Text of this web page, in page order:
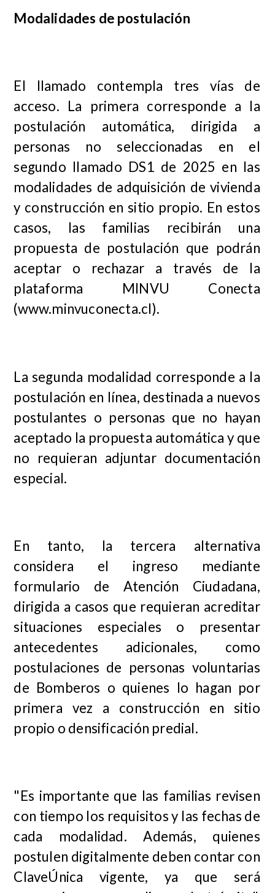
Modalidades de postulación
El llamado contempla tres vías de
acceso. La primera corresponde a la
postulación automática, dirigida a
personas no seleccionadas en el
segundo llamado DS1 de 2025 en las
modalidades de adquisición de vivienda
y construcción en sitio propio. En estos
casos, las familias recibirán una
propuesta de postulación que podrán
aceptar o rechazar a través de la
plataforma MINVU Conecta
(www.minvuconecta.cl).
La segunda modalidad corresponde a la
postulación en línea, destinada a nuevos
postulantes o personas que no hayan
aceptado la propuesta automática y que
no requieran adjuntar documentación
especial.
En tanto, la tercera alternativa
considera el ingreso mediante
formulario de Atención Ciudadana,
dirigida a casos que requieran acreditar
situaciones especiales o presentar
antecedentes adicionales, como
postulaciones de personas voluntarias
de Bomberos o quienes lo hagan por
primera vez a construcción en sitio
propio o densificación predial.
"Es importante que las familias revisen
con tiempo los requisitos y las fechas de
cada modalidad. Además, quienes
postulen digitalmente deben contar con
ClaveÚnica vigente, ya que será